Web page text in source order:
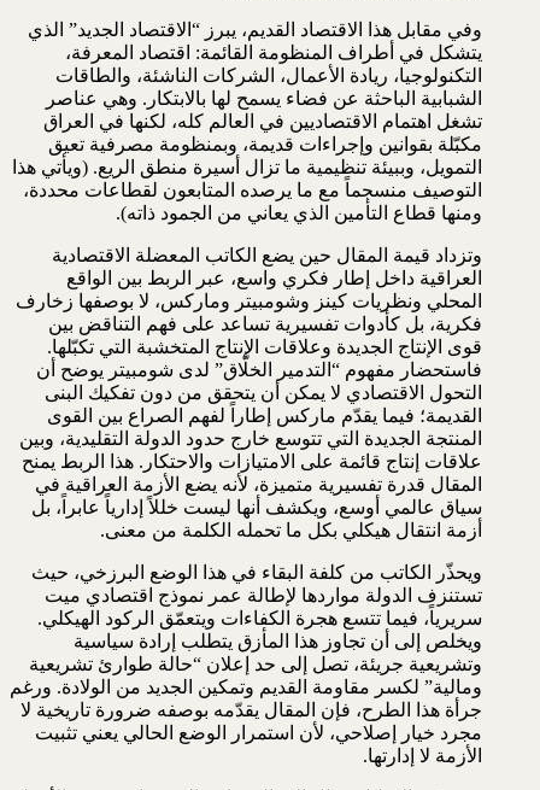
وفي مقابل هذا الاقتصاد القديم، يبرز “الاقتصاد الجديد” الذي
يتشكل في أطراف المنظومة القائمة: اقتصاد المعرفة،
التكنولوجيا، ريادة الأعمال، الشركات الناشئة، والطاقات
الشبابية الباحثة عن فضاء يسمح لها بالابتكار. وهي عناصر
تشغل اهتمام الاقتصاديين في العالم كله، لكنها في العراق
مكبّلة بقوانين وإجراءات قديمة، وبمنظومة مصرفية تعيق
التمويل، وببيئة تنظيمية ما تزال أسيرة منطق الريع. (ويأتي هذا
التوصيف منسجماً مع ما يرصده المتابعون لقطاعات محددة،
ومنها قطاع التأمين الذي يعاني من الجمود ذاته).
وتزداد قيمة المقال حين يضع الكاتب المعضلة الاقتصادية
العراقية داخل إطار فكري واسع، عبر الربط بين الواقع
المحلي ونظريات كينز وشومبيتر وماركس، لا بوصفها زخارف
فكرية، بل كأدوات تفسيرية تساعد على فهم التناقض بين
قوى الإنتاج الجديدة وعلاقات الإنتاج المتخشبة التي تكبّلها.
فاستحضار مفهوم “التدمير الخلّاق” لدى شومبيتر يوضح أن
التحول الاقتصادي لا يمكن أن يتحقق من دون تفكيك البنى
القديمة؛ فيما يقدّم ماركس إطاراً لفهم الصراع بين القوى
المنتجة الجديدة التي تتوسع خارج حدود الدولة التقليدية، وبين
علاقات إنتاج قائمة على الامتيازات والاحتكار. هذا الربط يمنح
المقال قدرة تفسيرية متميزة، لأنه يضع الأزمة العراقية في
سياق عالمي أوسع، ويكشف أنها ليست خللاً إدارياً عابراً، بل
أزمة انتقال هيكلي بكل ما تحمله الكلمة من معنى.
ويحذّر الكاتب من كلفة البقاء في هذا الوضع البرزخي، حيث
تستنزف الدولة مواردها لإطالة عمر نموذج اقتصادي ميت
سريرياً، فيما تتسع هجرة الكفاءات ويتعمّق الركود الهيكلي.
ويخلص إلى أن تجاوز هذا المأزق يتطلب إرادة سياسية
وتشريعية جريئة، تصل إلى حد إعلان “حالة طوارئ تشريعية
ومالية” لكسر مقاومة القديم وتمكين الجديد من الولادة. ورغم
جرأة هذا الطرح، فإن المقال يقدّمه بوصفه ضرورة تاريخية لا
مجرد خيار إصلاحي، لأن استمرار الوضع الحالي يعني تثبيت
الأزمة لا إدارتها.